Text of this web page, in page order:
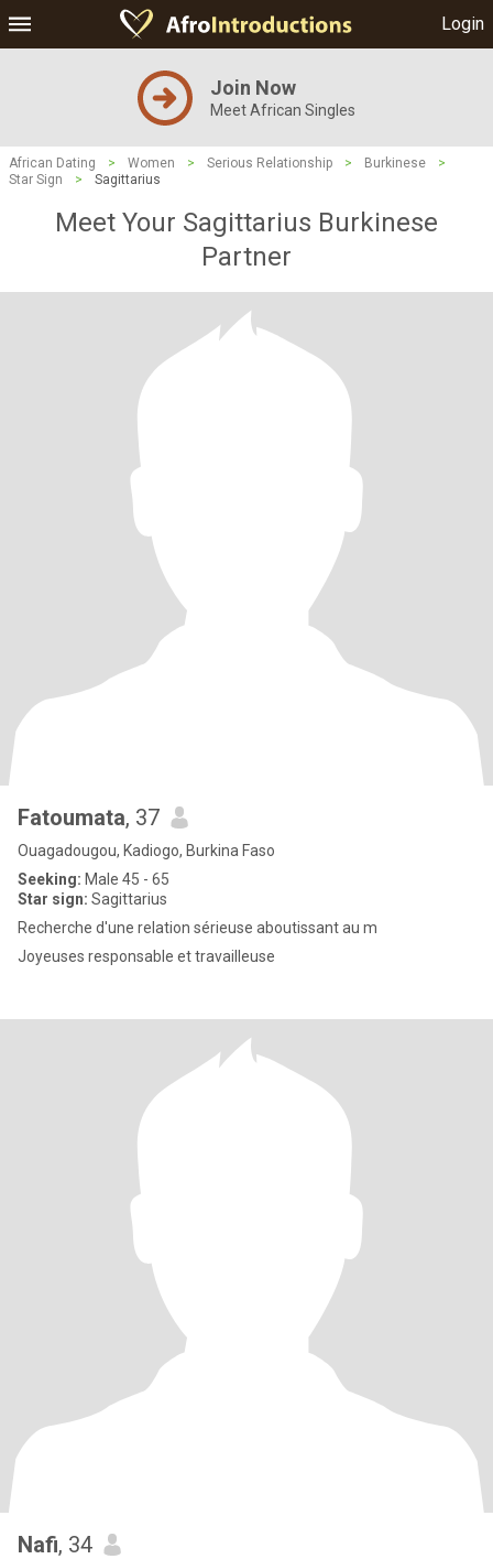
Login
Join Now
Meet African Singles
African Dating > Women > Serious Relationship > Burkinese
>
Star Sign
> Sagittarius
Meet Your Sagittarius Burkinese
Partner
Fatoumata, 37
Ouagadougou, Kadiogo, Burkina Faso
Seeking: Male 45 - 65
Star sign: Sagittarius
Recherche d'une relation sérieuse aboutissant au m
Joyeuses responsable et travailleuse
Nafi, 34